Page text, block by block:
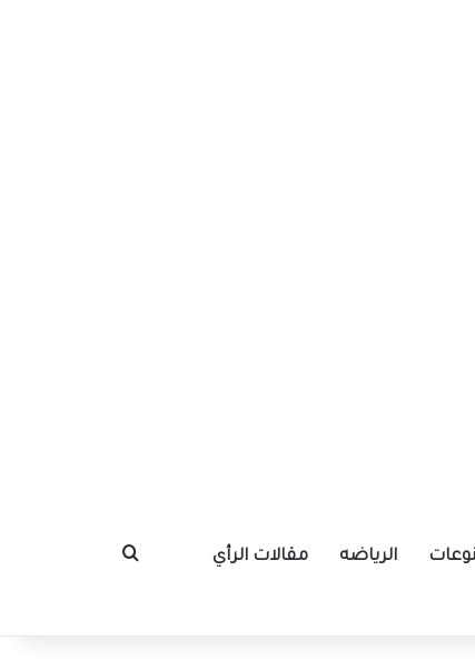
الرياضه مقالات الرأي بحث عن